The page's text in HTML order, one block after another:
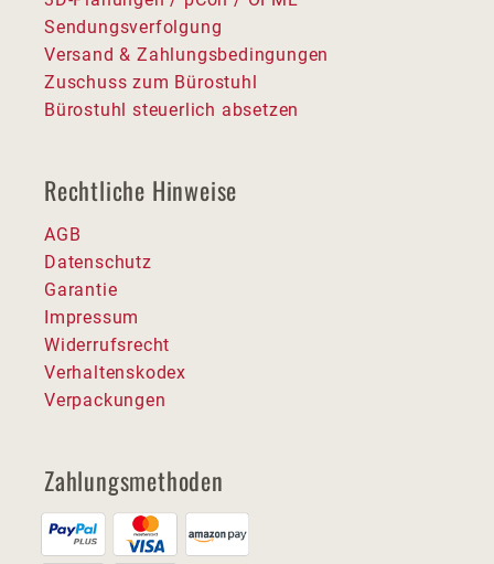
Sendungsverfolgung
Versand & Zahlungsbedingungen
Zuschuss zum Bürostuhl
Bürostuhl steuerlich absetzen
Rechtliche Hinweise
AGB
Datenschutz
Garantie
Impressum
Widerrufsrecht
Verhaltenskodex
Verpackungen
Zahlungsmethoden